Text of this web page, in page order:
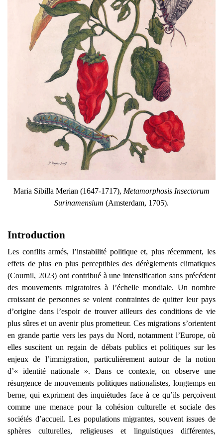
Maria Sibilla Merian (1647-1717), Metamorphosis Insectorum
Surinamensium (Amsterdam, 1705).
Introduction
Les conflits armés, l’instabilité politique et, plus récemment, les
effets de plus en plus perceptibles des dérèglements climatiques
(Cournil, 2023) ont contribué à une intensification sans précédent
des mouvements migratoires à l’échelle mondiale. Un nombre
croissant de personnes se voient contraintes de quitter leur pays
d’origine dans l’espoir de trouver ailleurs des conditions de vie
plus sûres et un avenir plus prometteur. Ces migrations s’orientent
en grande partie vers les pays du Nord, notamment l’Europe, où
elles suscitent un regain de débats publics et politiques sur les
enjeux de l’immigration, particulièrement autour de la notion
d’« identité nationale ». Dans ce contexte, on observe une
résurgence de mouvements politiques nationalistes, longtemps en
berne, qui expriment des inquiétudes face à ce qu’ils perçoivent
comme une menace pour la cohésion culturelle et sociale des
sociétés d’accueil. Les populations migrantes, souvent issues de
sphères culturelles, religieuses et linguistiques différentes,